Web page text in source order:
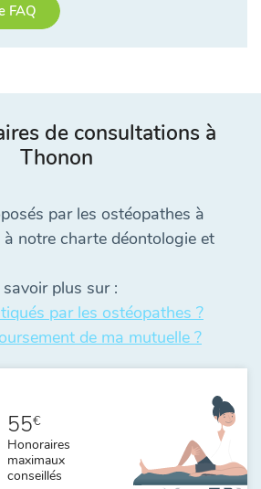
FAQ
de consultations à
Thonon
par les ostéopathes à
notre charte déontologie et
plus sur :
par les ostéopathes ?
de ma mutuelle ?
55€
Honoraires
maximaux
conseillés